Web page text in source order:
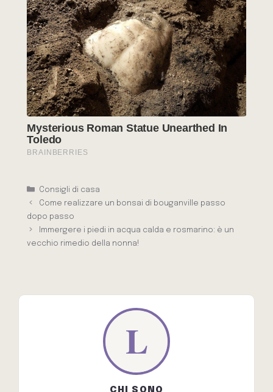
Categorie
Consigli di casa
Come realizzare un bonsai di bouganville passo
dopo passo
Immergere i piedi in acqua calda e rosmarino: è un
vecchio rimedio della nonna!
CHI SONO